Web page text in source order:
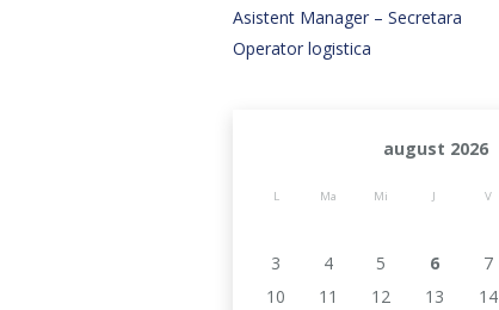
Asistent Manager – Secretara
Operator logistica
august 2026
L Ma Mi J V
3
4 5 6 7
10
11 12 13 14